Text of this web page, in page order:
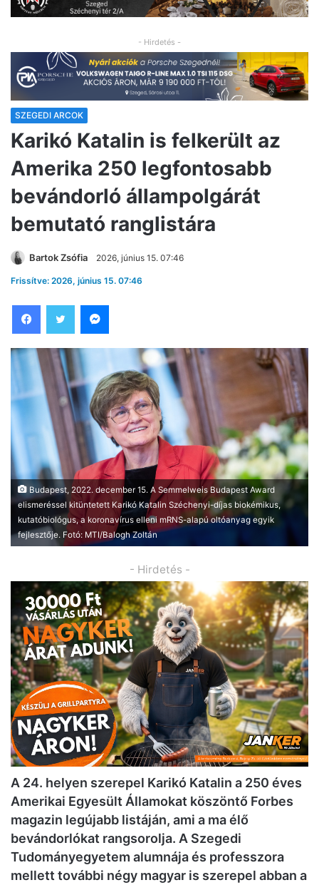
- Hirdetés -
SZEGEDI ARCOK
Karikó Katalin is felkerült az
Amerika 250 legfontosabb
bevándorló állampolgárát
bemutató ranglistára
Bartok Zsófia 2026, június 15. 07:46
Frissítve: 2026, június 15. 07:46
Budapest, 2022. december 15. A Semmelweis Budapest Award
elismeréssel kitüntetett Karikó Katalin Széchenyi-díjas biokémikus,
kutatóbiológus, a koronavírus elleni mRNS-alapú oltóanyag egyik
fejlesztője. Fotó: MTI/Balogh Zoltán
- Hirdetés -
A 24. helyen szerepel Karikó Katalin a 250 éves
Amerikai Egyesült Államokat köszöntő Forbes
magazin legújabb listáján, ami a ma élő
bevándorlókat rangsorolja. A Szegedi
Tudományegyetem alumnája és professzora
mellett további négy magyar is szerepel abban a